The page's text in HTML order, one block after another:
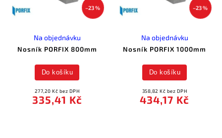
7800mm 1
1
6200mm
6400mm 1
6800mm
7000mm
7200mm
7400mm
–23 %
Nosník PORFIX 800mm
Na objednávku
277,20 Kč bez DPH
335,41 Kč
Do košíku
–23 %
Nosník PORFIX 1000mm
Na objednávku
358,82 Kč bez DPH
434,17 Kč
Do košíku